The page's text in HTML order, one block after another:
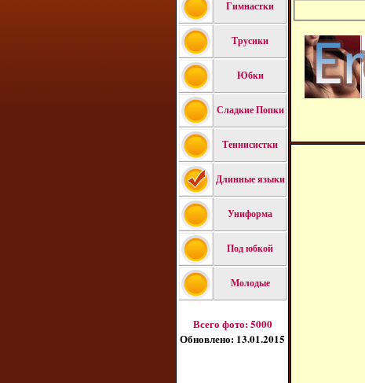
Гимнастки
Трусики
Юбки
Сладкие Попки
Теннисистки
Длинные языки
Униформа
Под юбкой
Молодые
Всего фото:5000
Обновлено: 13.01.2015